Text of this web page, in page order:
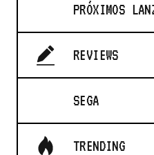
PRÓXIMOS
REVIEWS
SEGA
TRENDING